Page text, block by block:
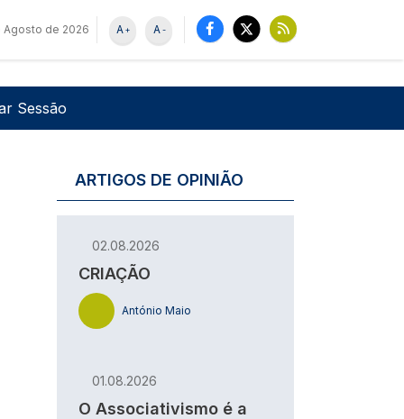
Agosto de 2026 -
A
+
A
de utilizador
Sessão
ARTIGOS DE OPINIÃO
02.08.2026
CRIAÇÃO
António Maio
01.08.2026
O Associativismo é a